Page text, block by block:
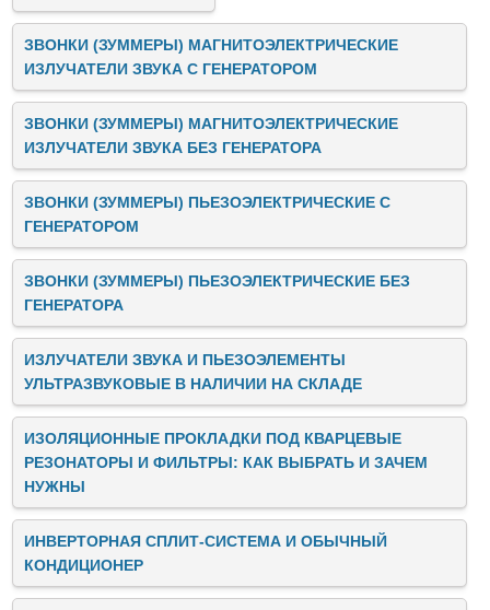
ЗВОНКИ (ЗУММЕРЫ) МАГНИТОЭЛЕКТРИЧЕСКИЕ
ИЗЛУЧАТЕЛИ ЗВУКА C ГЕНЕРАТОРОМ
ЗВОНКИ (ЗУММЕРЫ) МАГНИТОЭЛЕКТРИЧЕСКИЕ
ИЗЛУЧАТЕЛИ ЗВУКА БЕЗ ГЕНЕРАТОРА
ЗВОНКИ (ЗУММЕРЫ) ПЬЕЗОЭЛЕКТРИЧЕСКИЕ C
ГЕНЕРАТОРОМ
ЗВОНКИ (ЗУММЕРЫ) ПЬЕЗОЭЛЕКТРИЧЕСКИЕ БЕЗ
ГЕНЕРАТОРА
ИЗЛУЧАТЕЛИ ЗВУКА И ПЬЕЗОЭЛЕМЕНТЫ
УЛЬТРАЗВУКОВЫЕ В НАЛИЧИИ НА СКЛАДЕ
ИЗОЛЯЦИОННЫЕ ПРОКЛАДКИ ПОД КВАРЦЕВЫЕ
РЕЗОНАТОРЫ И ФИЛЬТРЫ: КАК ВЫБРАТЬ И ЗАЧЕМ
НУЖНЫ
ИНВЕРТОРНАЯ СПЛИТ-СИСТЕМА И ОБЫЧНЫЙ
КОНДИЦИОНЕР